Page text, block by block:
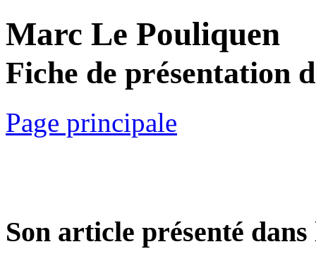
Marc Le Pouliquen
Fiche de présentation
Page principale
Son article présenté